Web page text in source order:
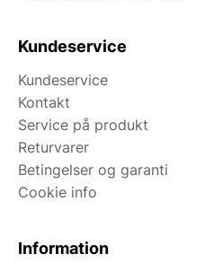
Kundeservice
Kundeservice
Kontakt
Service på produkt
Returvarer
Betingelser og garanti
Cookie info
Information